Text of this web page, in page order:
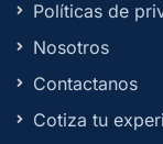
Políticas de
Nosotros
Contactanos
Cotiza tu